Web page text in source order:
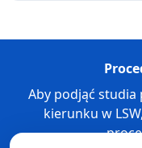
Aby podjąć
kierunku w